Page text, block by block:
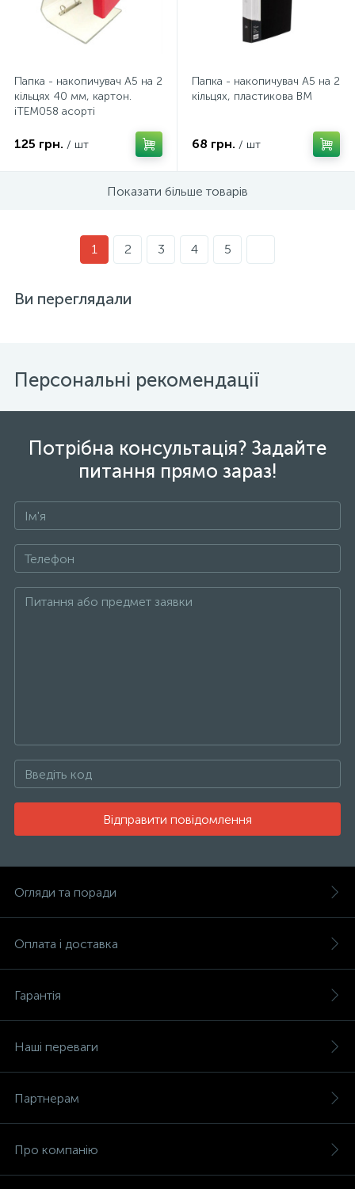
Папка - накопичувач А5 на 2
кільцях 40 мм, картон.
iTEM058 асортi
125 грн. / шт
Папка - накопичувач А5 на 2
кільцях, пластикова BM
68 грн. / шт
Показати більше товарів
1 2 3 4 5
Ви переглядали
Персональні рекомендації
Потрібна консультація? Задайте
питання прямо зараз!
Відправити повідомлення
Огляди та поради
Оплата і доставка
Гарантія
Наші переваги
Партнерам
Про компанію